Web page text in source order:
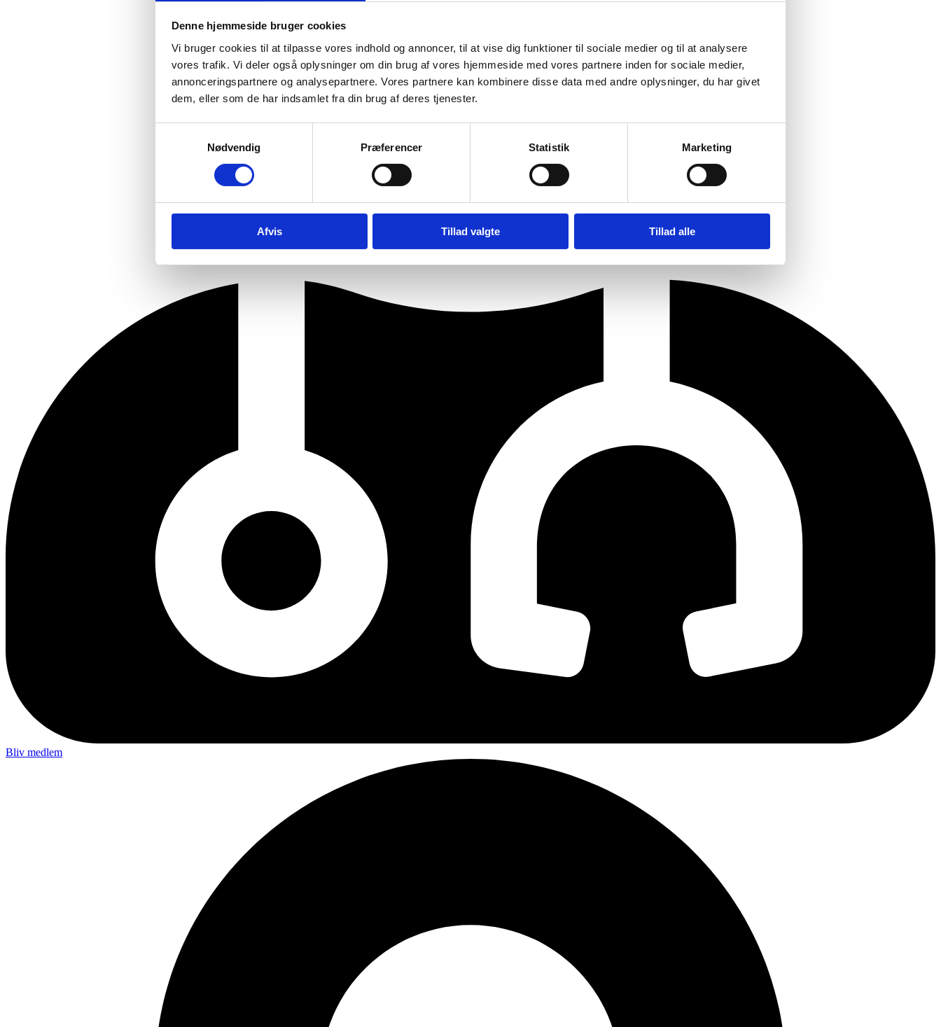
Denne hjemmeside bruger cookies
Vi bruger cookies til at tilpasse vores indhold og annoncer, til at vise dig funktioner til sociale medier og til at analysere
vores trafik. Vi deler også oplysninger om din brug af vores hjemmeside med vores partnere inden for sociale medier,
annonceringspartnere og analysepartnere. Vores partnere kan kombinere disse data med andre oplysninger, du har givet
dem, eller som de har indsamlet fra din brug af deres tjenester.
Nødvendig
Præferencer Statistik Marketing
Afvis Tillad valgte Tillad alle
Bliv medlem